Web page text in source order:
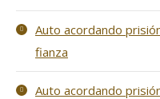
Auto acordando
fianza
Auto acordando